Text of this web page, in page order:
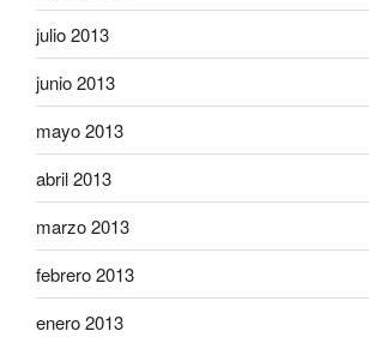
julio 2013
junio 2013
mayo 2013
abril 2013
marzo 2013
febrero 2013
enero 2013